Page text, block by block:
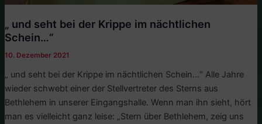
„ und seht bei der Krippe im nächtlichen
Schein…“
10. Dezember 2021
„ und seht bei der Krippe im nächtlichen Schein…“ Alle Jahre
wieder schwebt einer der Stellvertreter des Sterns aus
Bethlehem in unserer Eingangshalle. Wenn man ihn sieht, hört
man es vielleicht ganz leise: „Stern über Bethlehem, zeig uns